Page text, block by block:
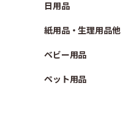
日用品
紙用品・生理用品他
ベビー用品
ペット用品